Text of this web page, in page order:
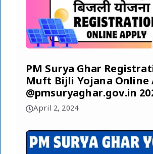
PM Surya Ghar
Muft Bijli Yojana Online
@pmsuryaghar.gov.in
April 2, 2024